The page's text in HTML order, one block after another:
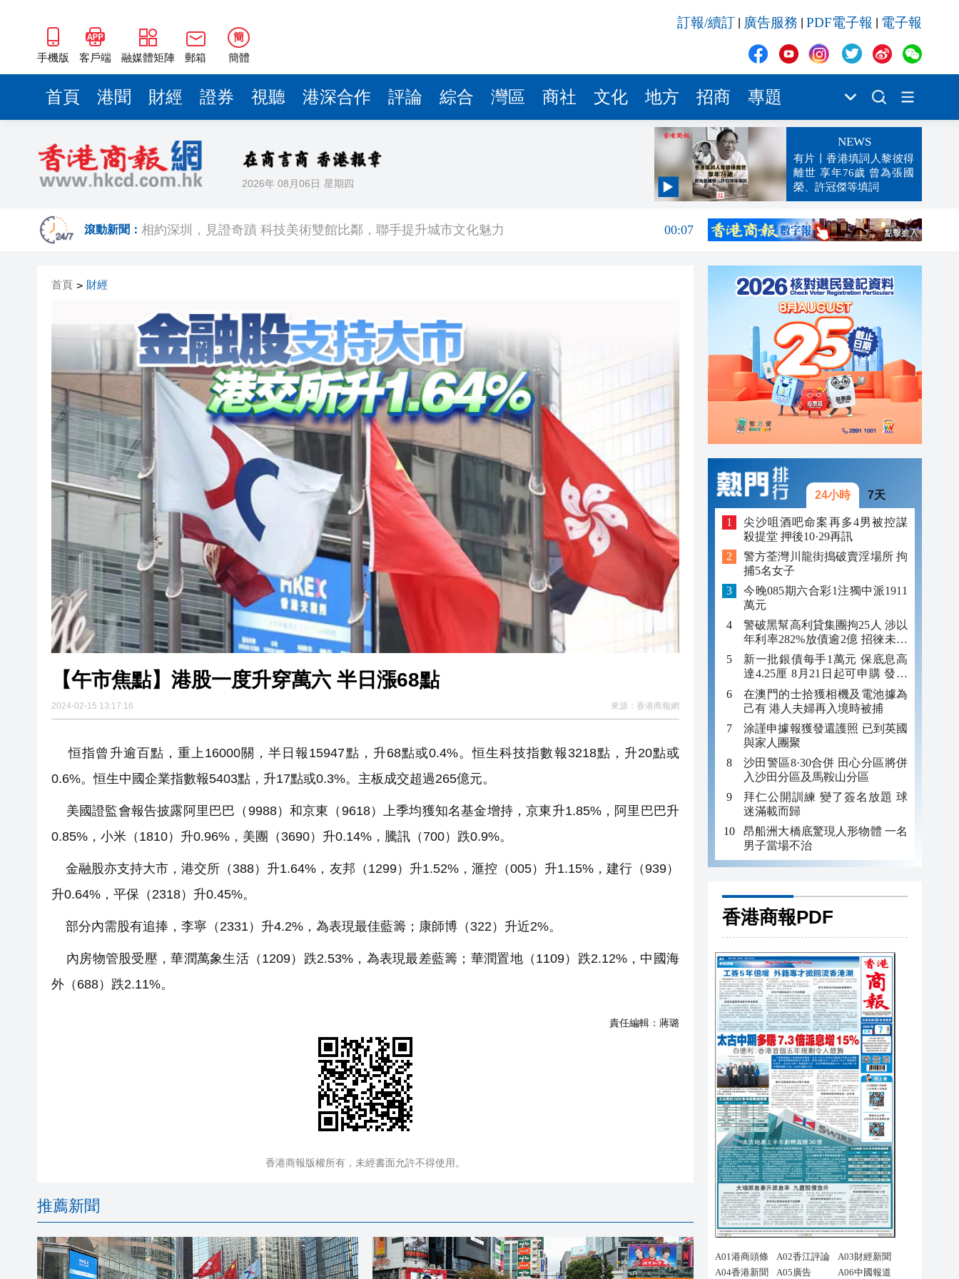
手機版 客戶端 融媒體矩陣 郵箱
簡
簡體
訂報/續訂 廣告服務 PDF電子報 電子報
首頁 港聞 財經 證券 視聽 港深合作 評論 綜合 灣區 商社 文化 地方 招商 專題
2026年 08月06日 星期四
NEWS
有片丨香港填詞人黎彼得
離世 享年76歲 曾為張國
榮、許冠傑等填詞
滾動新聞：
相約深圳，見證奇蹟 科技美術雙館比鄰，聯手提升城市文化魅力
00:07
美股觀望非農數據 道指跌逾百點
有片丨孕婦羊水破裂即將臨盆 正遇晚高峰 情況危急 鐵騎交警一路開道護送
東涌巴士撞電單車 巴士司機涉危駕被捕
有片丨清淡不等於吃素！ 清淡飲食正在毀掉很多老人的晚年健康
23:00
首頁 > 財經
【午市焦點】港股一度升穿萬六 半日漲68點
2024-02-15 13:17:16 來源： 香港商報網
恒指曾升逾百點，重上16000關，半日報15947點，升68點或0.4%。恒生科技指數報3218點，升20點或
0.6%。恒生中國企業指數報5403點，升17點或0.3%。主板成交超過265億元。
美國證監會報告披露阿里巴巴（9988）和京東（9618）上季均獲知名基金增持，京東升1.85%，阿里巴巴升
0.85%，小米（1810）升0.96%，美團（3690）升0.14%，騰訊（700）跌0.9%。
金融股亦支持大市，港交所（388）升1.64%，友邦（1299）升1.52%，滙控（005）升1.15%，建行（939）
升0.64%，平保（2318）升0.45%。
部分內需股有追捧，李寧（2331）升4.2%，為表現最佳藍籌；康師博（322）升近2%。
內房物管股受壓，華潤萬象生活（1209）跌2.53%，為表現最差藍籌；華潤置地（1109）跌2.12%，中國海
外（688）跌2.11%。
責任編輯： 蔣璐
香港商報版權所有，未經書面允許不得使用。
推薦新聞
24小時 7天
尖沙咀酒吧命案再多4男被控謀
殺提堂 押後10·29再訊
警方荃灣川龍街搗破賣淫場所 拘
捕5名女子
今晚085期六合彩1注獨中派1911
萬元
警破黑幫高利貸集團拘25人 涉以
年利率282%放債逾2億 招徠未成
年追數
新一批銀債每手1萬元 保底息高
達4.25厘 8月21日起可申購 發行
金額最多550億
在澳門的士拾獲相機及電池據為
己有 港人夫婦再入境時被捕
涂謹申據報獲發還護照 已到英國
與家人團聚
沙田警區8·30合併 田心分區將併
入沙田分區及馬鞍山分區
拜仁公開訓練 變了簽名放題 球
迷滿載而歸
昂船洲大橋底驚現人形物體 一名
男子當場不治
香港商報PDF